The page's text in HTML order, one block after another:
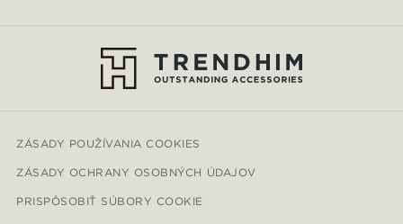
ZÁSADY POUŽÍVANIA COOKIES
ZÁSADY OCHRANY OSOBNÝCH ÚDAJOV
PRISPÔSOBIŤ SÚBORY COOKIE